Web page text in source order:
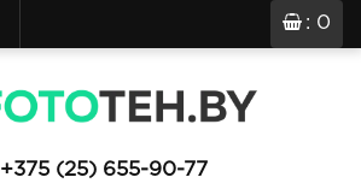
: 0
+375 (25) 655-90-77